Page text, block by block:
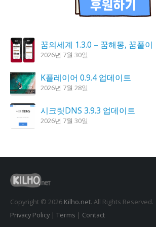
꿈의세계 1.3.0 – 꿈해몽, 꿈풀이
2026년 7월 30일
K플레이어 0.9.4 업데이트
2026년 7월 28일
시크릿DNS 3.9.3 업데이트
2026년 7월 30일
홈페이지 리뉴얼 작업 완료
2026년 8월 7일
Copyright © 2026 Kilho.net. All Rights Reserved.
Privacy Policy| Terms | Contact